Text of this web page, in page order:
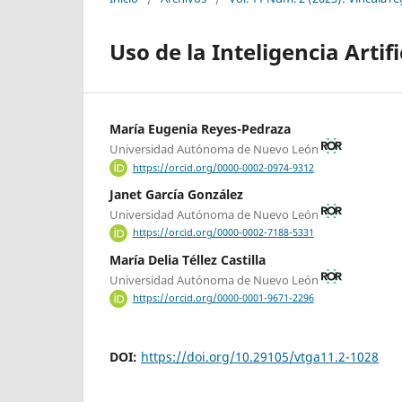
Uso de la Inteligencia
María Eugenia Reyes-Pedraza
Universidad Autónoma de Nuevo León
https://orcid.org/0000-0002-0974-9312
Janet García González
Universidad Autónoma de Nuevo León
https://orcid.org/0000-0002-7188-5331
María Delia Téllez Castilla
Universidad Autónoma de Nuevo León
https://orcid.org/0000-0001-9671-2296
DOI: https://doi.org/10.29105/vtga11.2-1028